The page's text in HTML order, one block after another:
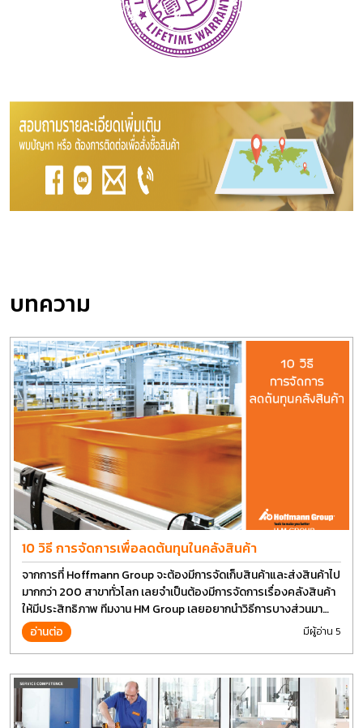
บทความ
10 วิธี การจัดการเพื่อลดต้นทุนในคลังสินค้า
จากการที่ Hoffmann Group จะต้องมีการจัดเก็บสินค้าและส่งสินค้าไป
มากกว่า 200 สาขาทั่วโลก เลยจำเป็นต้องมีการจัดการเรื่องคลังสินค้า
ให้มีประสิทธิภาพ ทีมงาน HM Group เลยอยากนำวิธีการบางส่วนมา
แบ่งปันกัน
อ่านต่อ มีผู้อ่าน 5